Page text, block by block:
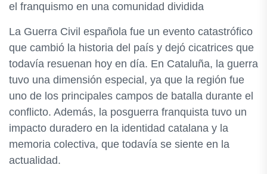
el franquismo en una comunidad dividida
La Guerra Civil española fue un evento catastrófico
que cambió la historia del país y dejó cicatrices que
todavía resuenan hoy en día. En Cataluña, la guerra
tuvo una dimensión especial, ya que la región fue
uno de los principales campos de batalla durante el
conflicto. Además, la posguerra franquista tuvo un
impacto duradero en la identidad catalana y la
memoria colectiva, que todavía se siente en la
actualidad.